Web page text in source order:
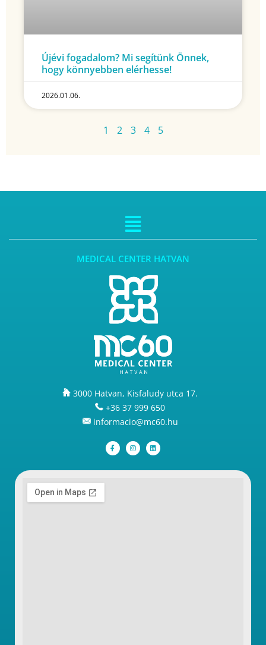
Újévi fogadalom? Mi segítünk Önnek,
hogy könnyebben elérhesse!
2026.01.06.
1 2 3 4 5
MEDICAL CENTER HATVAN
3000 Hatvan, Kisfaludy utca 17.
+36 37 999 650
informacio@mc60.hu